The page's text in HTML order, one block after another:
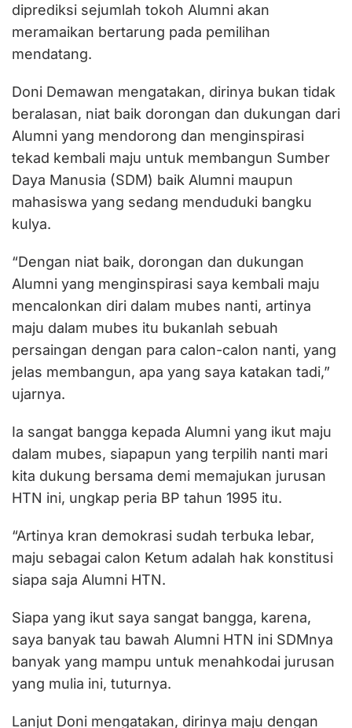
diprediksi sejumlah tokoh Alumni akan
meramaikan bertarung pada pemilihan
mendatang.
Doni Demawan mengatakan, dirinya bukan tidak
beralasan, niat baik dorongan dan dukungan dari
Alumni yang mendorong dan menginspirasi
tekad kembali maju untuk membangun Sumber
Daya Manusia (SDM) baik Alumni maupun
mahasiswa yang sedang menduduki bangku
kulya.
“Dengan niat baik, dorongan dan dukungan
Alumni yang menginspirasi saya kembali maju
mencalonkan diri dalam mubes nanti, artinya
maju dalam mubes itu bukanlah sebuah
persaingan dengan para calon-calon nanti, yang
jelas membangun, apa yang saya katakan tadi,”
ujarnya.
Ia sangat bangga kepada Alumni yang ikut maju
dalam mubes, siapapun yang terpilih nanti mari
kita dukung bersama demi memajukan jurusan
HTN ini, ungkap peria BP tahun 1995 itu.
“Artinya kran demokrasi sudah terbuka lebar,
maju sebagai calon Ketum adalah hak konstitusi
siapa saja Alumni HTN.
Siapa yang ikut saya sangat bangga, karena,
saya banyak tau bawah Alumni HTN ini SDMnya
banyak yang mampu untuk menahkodai jurusan
yang mulia ini, tuturnya.
Lanjut Doni mengatakan, dirinya maju dengan